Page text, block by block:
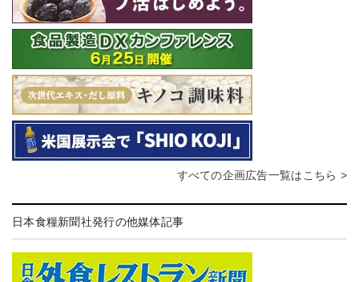
すべての企画広告一覧はこちら >
日本食糧新聞社発行の他媒体記事